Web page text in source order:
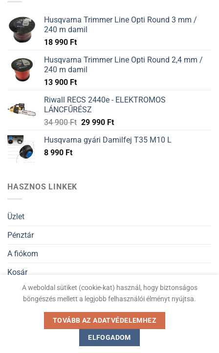
Husqvarna Trimmer Line Opti Round 3 mm /
240 m damil
18 990 Ft
Husqvarna Trimmer Line Opti Round 2,4 mm /
240 m damil
13 900 Ft
Riwall RECS 2440e - ELEKTROMOS
LÁNCFŰRÉSZ
34 900Ft 29 990 Ft
Husqvarna gyári Damilfej T35 M10 L
8 990 Ft
HASZNOS LINKEK
Üzlet
Pénztár
A fiókom
Kosár
Általános Szerződési Feltételek
Kiskertigep.hu © Minden jog fenntartva 2026
A weboldal sütiket (cookie-kat) használ, hogy biztonságos
böngészés mellett a legjobb felhasználói élményt nyújtsa.
TOVÁBB AZ ADATVÉDELEMHEZ
ELFOGADOM